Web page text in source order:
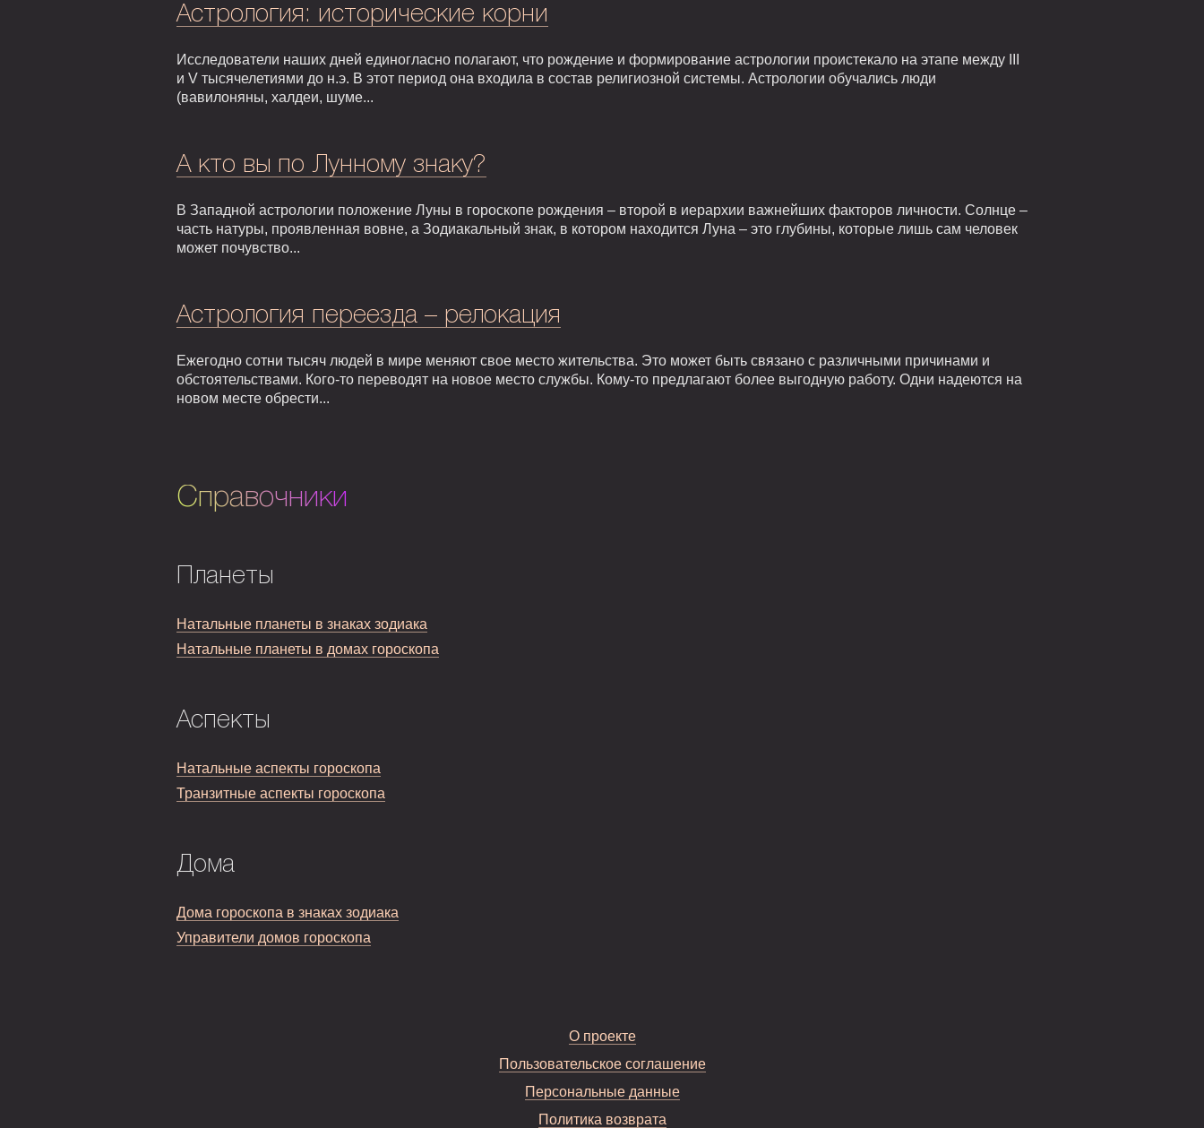
Астрология: исторические корни
Исследователи наших дней единогласно полагают, что рождение и формирование астрологии проистекало на этапе между III
и V тысячелетиями до н.э. В этот период она входила в состав религиозной системы. Астрологии обучались люди
(вавилоняны, халдеи, шуме...
А кто вы по Лунному знаку?
В Западной астрологии положение Луны в гороскопе рождения – второй в иерархии важнейших факторов личности. Солнце –
часть натуры, проявленная вовне, а Зодиакальный знак, в котором находится Луна – это глубины, которые лишь сам человек
может почувство...
Астрология переезда – релокация
Ежегодно сотни тысяч людей в мире меняют свое место жительства. Это может быть связано с различными причинами и
обстоятельствами. Кого-то переводят на новое место службы. Кому-то предлагают более выгодную работу. Одни надеются на
новом месте обрести...
Справочники
Планеты
Натальные планеты в знаках зодиака
Натальные планеты в домах гороскопа
Аспекты
Натальные аспекты гороскопа
Транзитные аспекты гороскопа
Дома
Дома гороскопа в знаках зодиака
Управители домов гороскопа
О проекте
Пользовательское соглашение
Персональные данные
Политика возврата